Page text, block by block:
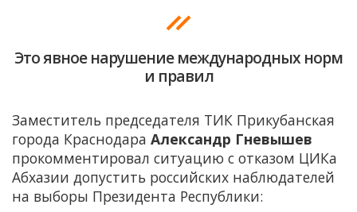
Это явное нарушение международных норм
и правил
Заместитель председателя ТИК Прикубанская
города Краснодара Александр Гневышев
прокомментировал ситуацию с отказом ЦИКа
Абхазии допустить российских наблюдателей
на выборы Президента Республики: